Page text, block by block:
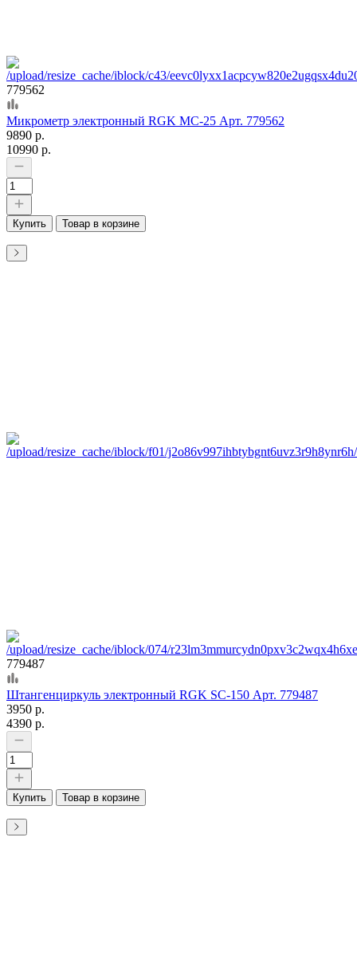
779562
Микрометр электронный RGK MC-25 Арт. 779562
9890 р.
10990 р.
Купить Товар в корзине
779487
Штангенциркуль электронный RGK SC-150 Арт. 779487
3950 р.
4390 р.
Купить Товар в корзине